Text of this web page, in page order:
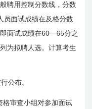
聘用控制分数线，分数
员面试成绩在及格分数
面试成绩在60—65分之
为拟聘人选。计算考生
公布。
格审查小组对参加面试